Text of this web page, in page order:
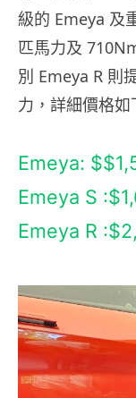
級的 Emeya 及
匹馬力及
別 Emeya R 則
力，詳細價格如
Emeya:
Emeya S
Emeya R